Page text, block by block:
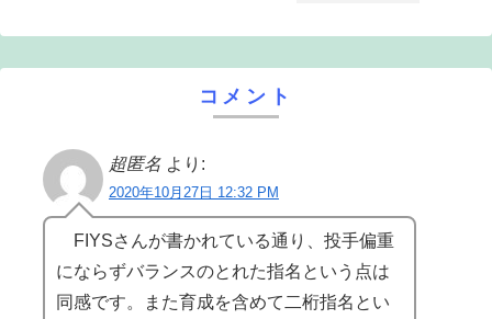
コメント
超匿名 より:
2020年10月27日 12:32 PM
FIYSさんが書かれている通り、投手偏重
にならずバランスのとれた指名という点は
同感です。また育成を含めて二桁指名とい